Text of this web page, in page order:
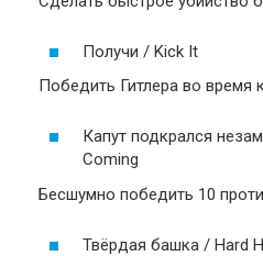
Получи / Kick It
Победить Гитлера во время
Капут подкрался
Coming
Бесшумно победить 10
Твёрдая башка / Hard